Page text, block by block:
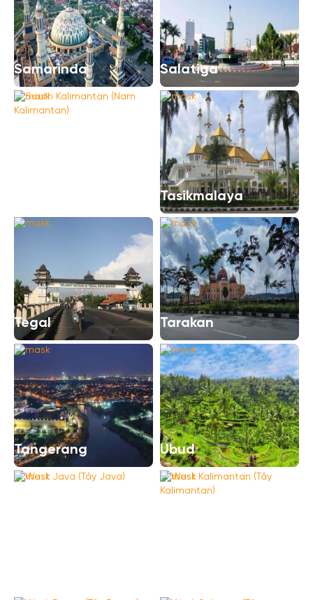
Samarinda Salatiga
Tasikmalaya
Tegal Tarakan
Tangerang Ubud